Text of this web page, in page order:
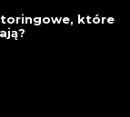
które